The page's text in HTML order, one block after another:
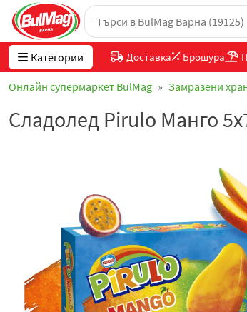
Категории Доставка Брошура
Онлайн супермаркет BulMag Замразени
Сладолед Pirulo Манго